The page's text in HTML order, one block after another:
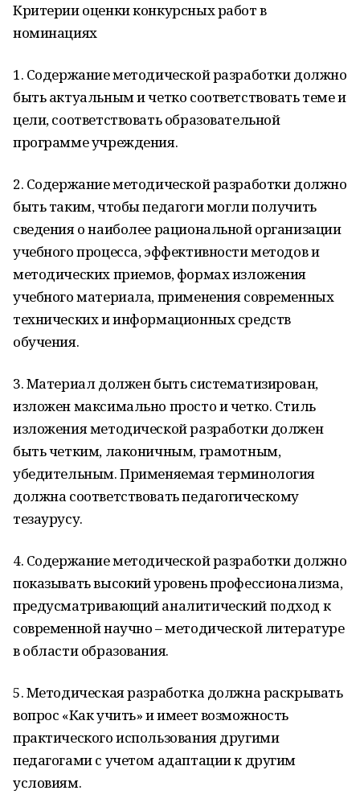
Критерии оценки конкурсных работ в
номинациях
1. Содержание методической разработки должно
быть актуальным и четко соответствовать теме и
цели, соответствовать образовательной
программе учреждения.
2. Содержание методической разработки должно
быть таким, чтобы педагоги могли получить
сведения о наиболее рациональной организации
учебного процесса, эффективности методов и
методических приемов, формах изложения
учебного материала, применения современных
технических и информационных средств
обучения.
3. Материал должен быть систематизирован,
изложен максимально просто и четко. Стиль
изложения методической разработки должен
быть четким, лаконичным, грамотным,
убедительным. Применяемая терминология
должна соответствовать педагогическому
тезаурусу.
4. Содержание методической разработки должно
показывать высокий уровень профессионализма,
предусматривающий аналитический подход к
современной научно – методической литературе
в области образования.
5. Методическая разработка должна раскрывать
вопрос «Как учить» и имеет возможность
практического использования другими
педагогами с учетом адаптации к другим
условиям.